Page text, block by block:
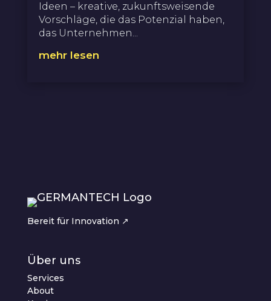
Ideen – kreative, zukunftsweisende
Vorschläge, die das Potenzial haben,
das Unternehmen...
mehr lesen
Bereit für Innovation ↗︎
Über uns
Services
About